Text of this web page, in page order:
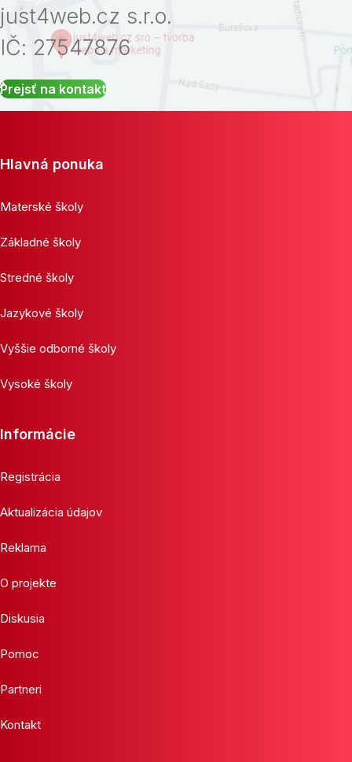
just4web.cz s.r.o.
IČ: 27547876
Prejsť na kontakt
Hlavná ponuka
Materské školy
Základné školy
Stredné školy
Jazykové školy
Vyššie odborné školy
Vysoké školy
Informácie
Registrácia
Aktualizácia údajov
Reklama
O projekte
Diskusia
Pomoc
Partneri
Kontakt